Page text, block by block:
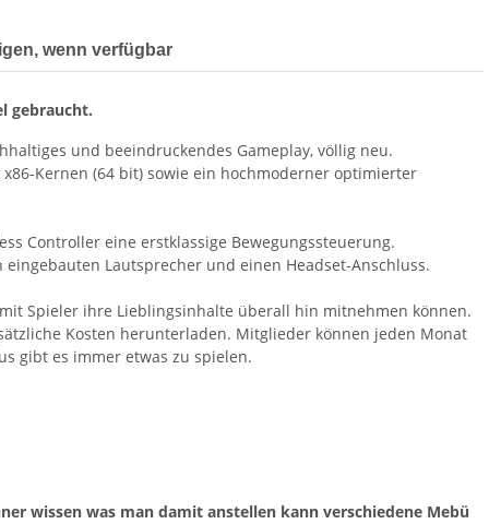
wenn verfügbar
gebraucht.
und beeindruckendes Gameplay, völlig neu.
Kernen (64 bit) sowie ein hochmoderner optimierter
Controller eine erstklassige Bewegungssteuerung.
eingebauten Lautsprecher und einen Headset-Anschluss.
Spieler ihre Lieblingsinhalte überall hin mitnehmen können.
Kosten herunterladen. Mitglieder können jeden Monat
gibt es immer etwas zu spielen.
wissen was man damit anstellen kann verschiedene Mebü